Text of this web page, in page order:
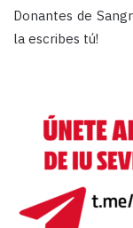
Donantes de
la escribes tú!